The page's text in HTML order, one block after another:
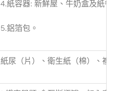
4.紙容器: 新鮮屋、牛奶盒及紙
5.鋁箔包。
紙尿（片）、衛生紙（棉）、